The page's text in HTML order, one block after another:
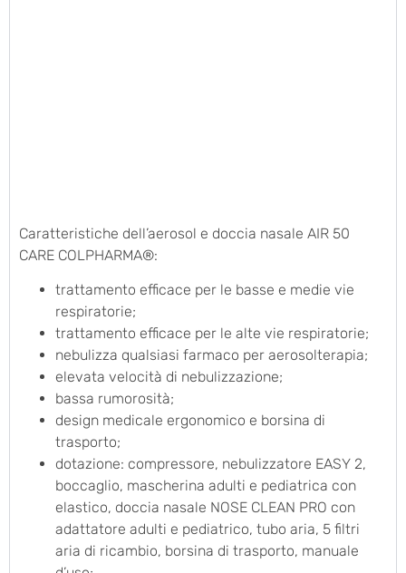
Caratteristiche dell’aerosol e doccia nasale AIR 50
CARE COLPHARMA®:
trattamento efficace per le basse e medie vie
respiratorie;
trattamento efficace per le alte vie respiratorie;
nebulizza qualsiasi farmaco per aerosolterapia;
elevata velocità di nebulizzazione;
bassa rumorosità;
design medicale ergonomico e borsina di
trasporto;
dotazione: compressore, nebulizzatore EASY 2,
boccaglio, mascherina adulti e pediatrica con
elastico, doccia nasale NOSE CLEAN PRO con
adattatore adulti e pediatrico, tubo aria, 5 filtri
aria di ricambio, borsina di trasporto, manuale